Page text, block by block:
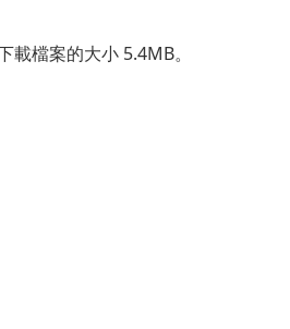
檔案的大小 5.4MB。